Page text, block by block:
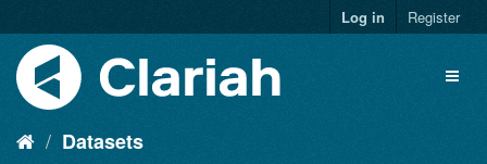
Log in Register
Datasets